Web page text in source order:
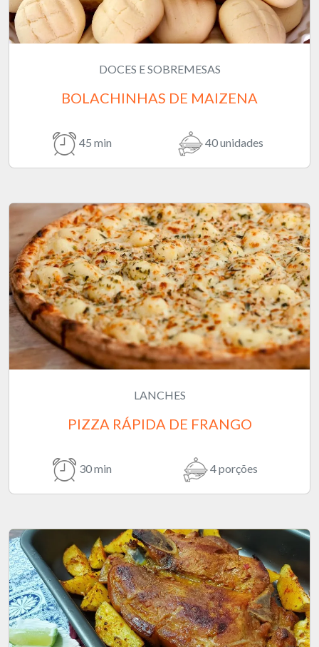
DOCES E SOBREMESAS
BOLACHINHAS DE MAIZENA
45 min 40 unidades
LANCHES
PIZZA RÁPIDA DE FRANGO
30 min 4 porções